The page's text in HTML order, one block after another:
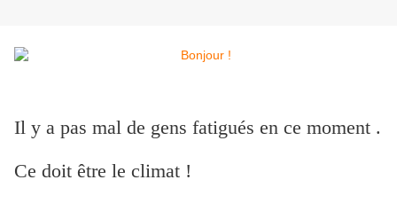
Il y a pas mal de gens fatigués en ce moment .
Ce doit être le climat !